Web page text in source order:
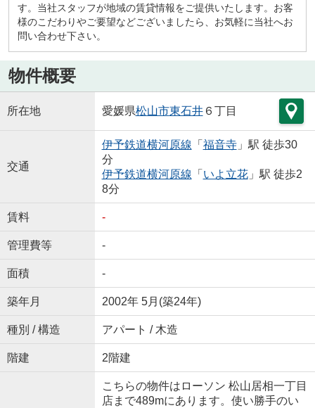
す。当社スタッフが地域の賃貸情報をご提供いたします。お客
様のこだわりやご要望などございましたら、お気軽に当社へお
問い合わせ下さい。
物件概要
所在地 愛媛県松山市東石井６丁目
交通
伊予鉄道横河原線 「 福音寺」駅 徒歩30
分
伊予鉄道横河原線 「 いよ立花」駅 徒歩2
8分
賃料 -
管理費等 -
面積 -
築年月 2002年 5月(築24年)
種別 / 構造 アパート / 木造
階建 2階建
こちらの物件はローソン 松山居相一丁目
店まで489mにあります。使い勝手のい